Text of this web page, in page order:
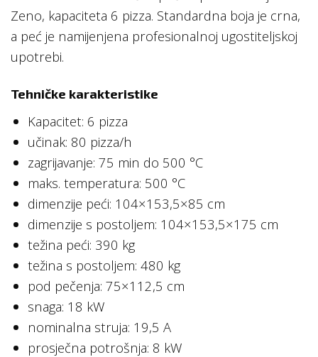
Zeno, kapaciteta 6 pizza. Standardna boja je crna,
a peć je namijenjena profesionalnoj ugostiteljskoj
upotrebi.
Tehničke karakteristike
Kapacitet: 6 pizza
učinak: 80 pizza/h
zagrijavanje: 75 min do 500 °C
maks. temperatura: 500 °C
dimenzije peći: 104×153,5×85 cm
dimenzije s postoljem: 104×153,5×175 cm
težina peći: 390 kg
težina s postoljem: 480 kg
pod pečenja: 75×112,5 cm
snaga: 18 kW
nominalna struja: 19,5 A
prosječna potrošnja: 8 kW